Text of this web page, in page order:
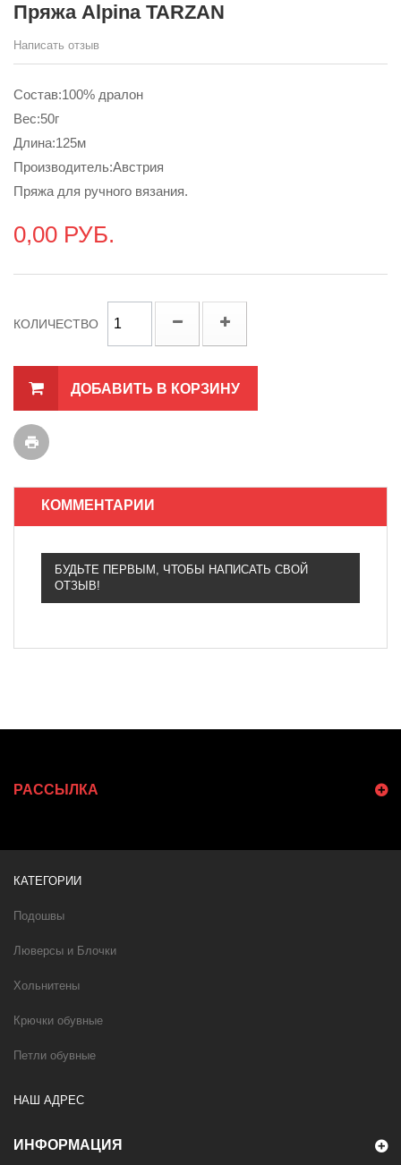
Пряжа Alpina TARZAN
Написать отзыв
Состав:100% дралон
Вес:50г
Длина:125м
Производитель:Австрия
Пряжа для ручного вязания.
0,00 РУБ.
КОЛИЧЕСТВО
ДОБАВИТЬ В КОРЗИНУ
КОММЕНТАРИИ
БУДЬТЕ ПЕРВЫМ, ЧТОБЫ НАПИСАТЬ СВОЙ
ОТЗЫВ!
РАССЫЛКА
КАТЕГОРИИ
Подошвы
Люверсы и Блочки
Хольнитены
Крючки обувные
Петли обувные
НАШ АДРЕС
ИНФОРМАЦИЯ